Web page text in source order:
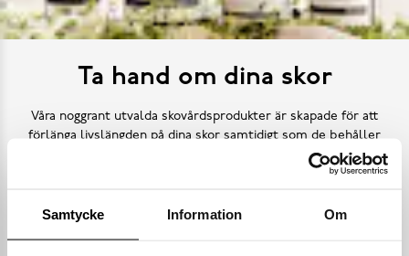
Samtycke Information Om
Ta hand om dina skor
Våra noggrant utvalda skovårdsprodukter är skapade för att
förlänga livslängden på dina skor samtidigt som de behåller
deras ursprungliga skönhet. Från rengöring och återfuktning till
skydd mot väder och slitage – vi har allt kan tänkas behöva.
Köp skovård